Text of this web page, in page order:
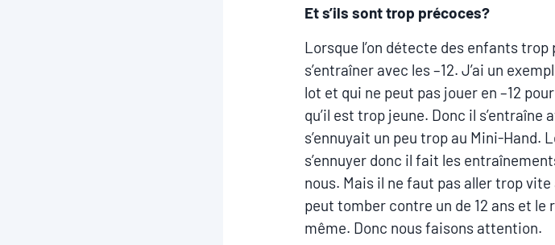
Et s’ils sont trop précoces?
Lorsque l’on détecte des enfants
s’entraîner avec les –12. J’ai un
lot et qui ne peut pas jouer en –12
qu’il est trop jeune. Donc il s’entraîne
s’ennuyait un peu trop au Mini-Hand.
s’ennuyer donc il fait les
nous. Mais il ne faut pas aller trop
peut tomber contre un de 12 ans et le
même. Donc nous faisons attention.